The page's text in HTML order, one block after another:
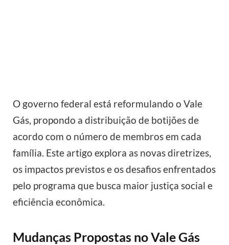
O governo federal está reformulando o Vale
Gás, propondo a distribuição de botijões de
acordo com o número de membros em cada
família. Este artigo explora as novas diretrizes,
os impactos previstos e os desafios enfrentados
pelo programa que busca maior justiça social e
eficiência econômica.
Mudanças Propostas no Vale Gás